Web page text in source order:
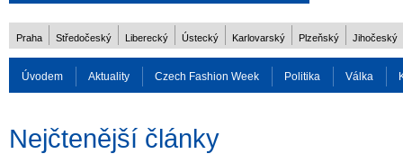
Praha Středočeský Liberecký Ústecký Karlovarský Plzeňský Jihočeský
Úvodem Aktuality Czech Fashion Week Politika Válka
Nejčtenější články